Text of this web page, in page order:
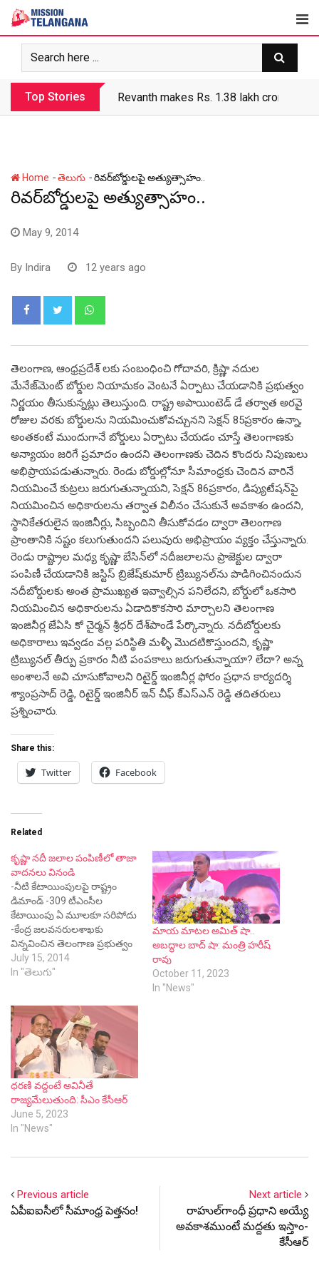
Skip
content
Top Stories Revanth makes Rs. 1.38 lakh crore debt
Home -తెలుగు -రివర్‌బోర్డులపై అత్యుత్సాహం..
రివర్‌బోర్డులపై అత్యుత్సాహం..
May 9, 2014
By Indira 12 years ago
తెలంగాణ, ఆంధ్రప్రదేశ్ లకు సంబంధించి గోదావరి, క్రిష్ణా నదుల
మేనేజ్‌మెంట్ బోర్డుల నియామకం వెంటనే ఏర్పాటు చేయడానికి ప్రభుత్వం
నిర్ణయం తీసుకున్నట్లు తెలుస్తుంది. రాష్ట్ర అపాయింటెడ్ డే తర్వాత అరవై
రోజుల వరకు బోర్డులను నియమించుకోవచ్చునని సెక్షన్ 85ప్రకారం ఉన్నా,
అంతకంటే ముందుగానే బోర్డులు ఏర్పాటు చేయడం చూస్తే తెలంగాణకు
అన్యాయం జరిగే ప్రమాదం ఉందని తెలంగాణకు చెదిన కొందరు నిపుణులు
అభిప్రాయపడుతున్నారు. రెండు బోర్డుల్లోనూ సీమాంధ్రకు చెందిన వారినే
నియమించే కుట్రలు జరుగుతున్నాయని, సెక్షన్ 86ప్రకారం, డిప్యుటేషన్‌పై
నియమించిన అధికారులను తర్వాత విలీనం చేసుకునే అవకాశం ఉందని,
స్థానికేతరులైన ఇంజినీర్లు, సిబ్బందిని తీసుకోవడం ద్వారా తెలంగాణ
ప్రాంతానికి నష్టం కలుగుతుందని పలువురు అభిప్రాయం వ్యక్తం చేస్తున్నారు.
రెండు రాష్ట్రాల మధ్య కృష్ణా బేసిన్‌లో నదీజలాలను ప్రాజెక్టుల ద్వారా
పంపిణీ చేయడానికి జస్టిస్ బ్రిజేష్‌కుమార్ ట్రిబ్యునల్‌ను పొడిగించినందున
నదీబోర్డులకు అంత ప్రాముఖ్యత ఇవ్వాల్సిన పనిలేదని, బోర్డులో ఒకసారి
నియమించిన అధికారులను ఏడాదికొకసారి మార్చాలని తెలంగాణ
ఇంజినీర్ల జేఏసి కో చైర్మన్ శ్రీధర్ దేశ్‌పాండే పేర్కొన్నారు. నదీబోర్డులకు
అధికారాలు ఇవ్వడం వల్ల పరిస్థితి మళ్ళీ మొదటికొస్తుందని, కృష్ణా
ట్రిబ్యునల్ తీర్పు ప్రకారం నీటి పంపకాలు జరుగుతున్నాయా? లేదా? అన్న
అంశాలనే అవి చూసుకోవాలని రిటైర్డ్ ఇంజినీర్ల ఫోరం ప్రధాన కార్యదర్శి
శ్యాంప్రసాద్ రెడ్డి, రిటైర్డ్ ఇంజినీర్ ఇన్ చీఫ్ కె్ఎస్ఎన్ రెడ్డి తదితరులు
ప్రశ్నించారు.
Share this:
Twitter Facebook
Related
కృష్ణా నదీ జలాల పంపిణీలో తాజా
వాదనలు వినండి
-నీటి కేటాయింపులపై రాష్ట్రం
డిమాండ్ -309 టీఎంసీల
కేటాయింపు ఏ మూలకూ సరిపోదు
-కేంద్ర జలవనరులశాఖకు
విన్నవించిన తెలంగాణ ప్రభుత్వం
-కృష్ణా రివర్‌బోర్డుకు పెత్తనం వద్దు..
తాజా ట్రిబ్యునల్ లేదా తాజా
ఫిర్యాదు కృష్ణా నదీ జలాల
పంపిణీలో తాజా వాదనలు
వినండి.. కొత్తగా కేటాయింపులు
జరపండి అంటూ తెలంగాణ
ప్రభుత్వం కేంద్ర ప్రభుత్వాన్ని
డిమాండ్ చేసింది. నీటి వాటాల
కేటాయింపులో…
July 15, 2014
In "తెలుగు"
మాయ‌ మాట‌ల అమిత్ షా..
అబ‌ద్ధాల బాద్ షా: మంత్రి హరీష్
రావు
October 11, 2023
In "News"
ధరణి వద్దంటే అవినీతే
రాజ్యమేలుతుంది: సీఎం కేసీఆర్
June 5, 2023
In "News"
Previous article
ఏపీఐఐసీలో సీమాంధ్ర పెత్తనం!
Next article
రాహుల్‌గాంధీ ప్రధాని అయ్యే
అవకాశముంటే మద్దతు ఇస్తాం-
కేసీఆర్